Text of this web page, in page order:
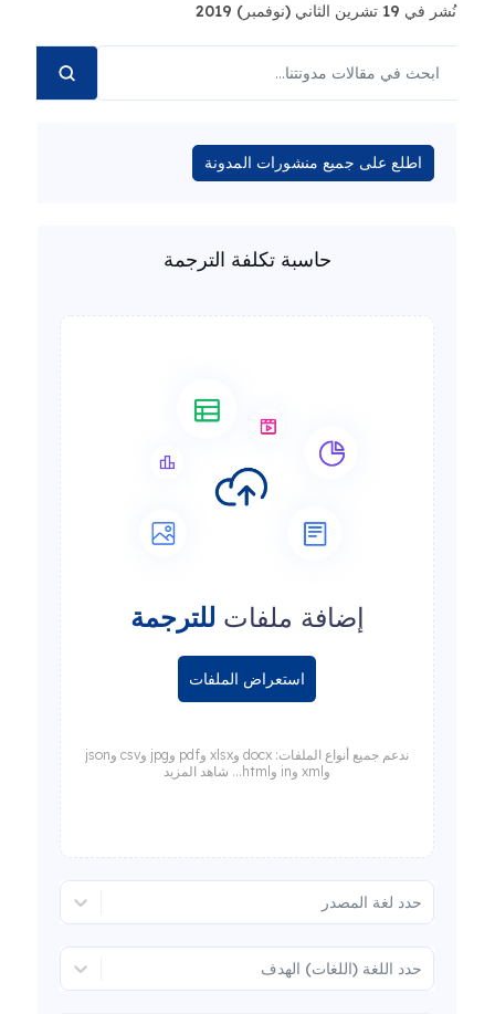
نُشر في 19 تشرين الثاني (نوفمبر) 2019
اطلع على جميع منشورات المدونة
حاسبة تكلفة الترجمة
إضافة ملفات للترجمة
استعراض الملفات
ندعم جميع أنواع الملفات: docx وxlsx وpdf وjpg وcsv وjson
وxml وin وhtml... شاهد المزيد
حدد لغة المصدر
حدد اللغة (اللغات) الهدف